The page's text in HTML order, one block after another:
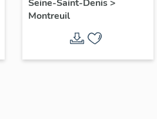
après inventaire)
Seine-Saint-Denis>
Montreuil